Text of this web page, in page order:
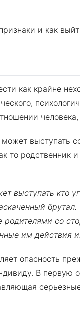
как крайне
может
то родственник
выступать кто
родителями со
им действия
опасность
В первую